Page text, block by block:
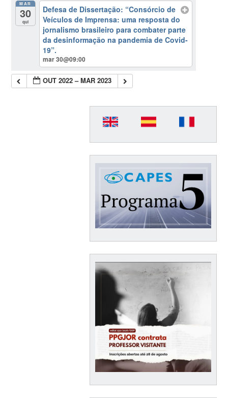
MAR
30
qui
Defesa de Dissertação: “Consórcio de
Veículos de Imprensa: uma resposta do
jornalismo brasileiro para combater parte
da desinformação na pandemia de Covid-
19”.
mar 30@09:00
OUT 2022 – MAR 2023